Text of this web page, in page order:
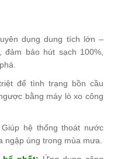
dụng dung tích lớn –
bảo hút sạch 100%,
để tình trạng bồn cầu
bằng máy lò xo công
Giúp hệ thống thoát nước
ngập úng trong mùa mưa.